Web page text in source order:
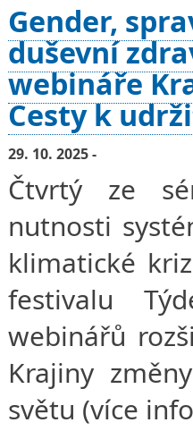
Gender,
duševní
webináře
Cesty k
29. 10. 2025 -
Čtvrtý ze
nutnosti
klimatické
festivalu
webinářů
Krajiny
světu (více